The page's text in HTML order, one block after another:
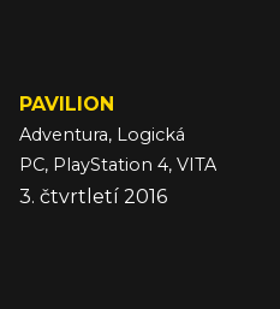
PAVILION
Adventura, Logická
PC, PlayStation 4, VITA
3. čtvrtletí 2016